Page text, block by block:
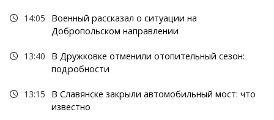
14:05
Военный рассказал о ситуации на
Добропольском направлении
13:40
В Дружковке отменили отопительный сезон:
подробности
13:15
В Славянске закрыли автомобильный мост: что
известно